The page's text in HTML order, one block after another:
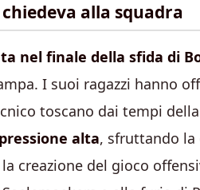
alla squadra
nel finale della sfida di
I suoi ragazzi hanno
toscano dai tempi
alta, sfruttando la
creazione del gioco